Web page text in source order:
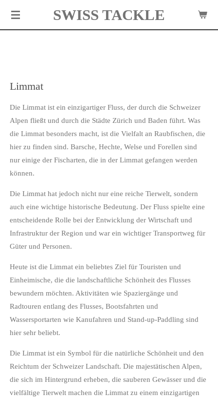
Zum
SWISS TACKLE
wieder versandt.
Limmat
Die Limmat ist ein einzigartiger Fluss, der durch die Schweizer
Alpen fließt und durch die Städte Zürich und Baden führt. Was
die Limmat besonders macht, ist die Vielfalt an Raubfischen, die
hier zu finden sind. Barsche, Hechte, Welse und Forellen sind
nur einige der Fischarten, die in der Limmat gefangen werden
können.
Die Limmat hat jedoch nicht nur eine reiche Tierwelt, sondern
auch eine wichtige historische Bedeutung. Der Fluss spielte eine
entscheidende Rolle bei der Entwicklung der Wirtschaft und
Infrastruktur der Region und war ein wichtiger Transportweg für
Güter und Personen.
Heute ist die Limmat ein beliebtes Ziel für Touristen und
Einheimische, die die landschaftliche Schönheit des Flusses
bewundern möchten. Aktivitäten wie Spaziergänge und
Radtouren entlang des Flusses, Bootsfahrten und
Wassersportarten wie Kanufahren und Stand-up-Paddling sind
hier sehr beliebt.
Die Limmat ist ein Symbol für die natürliche Schönheit und den
Reichtum der Schweizer Landschaft. Die majestätischen Alpen,
die sich im Hintergrund erheben, die sauberen Gewässer und die
vielfältige Tierwelt machen die Limmat zu einem einzigartigen